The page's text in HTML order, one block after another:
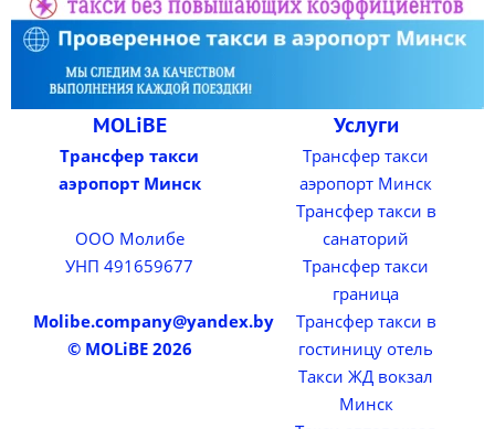
MOLiBE
Трансфер такси
аэропорт Минск
ООО Молибе
УНП 491659677
Molibe.company@yandex.by
© MOLiBE 2026
Услуги
Трансфер такси
аэропорт Минск
Трансфер такси в
санаторий
Трансфер такси
граница
Трансфер такси в
гостиницу отель
Такси ЖД вокзал
Минск